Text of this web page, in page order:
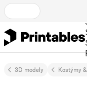
3D modely Kostýmy